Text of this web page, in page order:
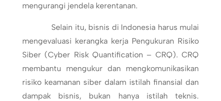
mengurangi jendela kerentanan.
Selain itu, bisnis di Indonesia harus mulai
mengevaluasi kerangka kerja Pengukuran Risiko
Siber (Cyber Risk Quantification – CRQ). CRQ
membantu mengukur dan mengkomunikasikan
risiko keamanan siber dalam istilah finansial dan
dampak bisnis, bukan hanya istilah teknis.